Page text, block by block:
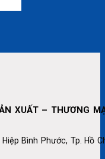
XUẤT – THƯƠNG
Bình Phước, Tp. Hồ